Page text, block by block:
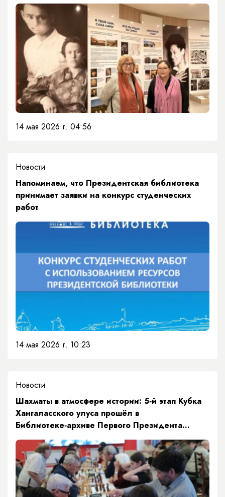
14 мая 2026 г. 04:56
Новости
Напоминаем, что Президентская библиотека
принимает заявки на конкурс студенческих
работ
14 мая 2026 г. 10:23
Новости
​Шахматы в атмосфере истории: 5‑й этап Кубка
Хангаласского улуса прошёл в
Библиотеке‑архиве Первого Президента
республики